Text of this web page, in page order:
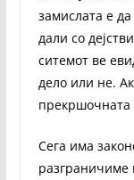
замислата е
дали со
ситемот ве
дело или не.
прекршочната
Сега има
разграничиме